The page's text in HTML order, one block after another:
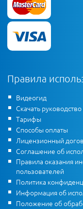
Правила
Видеогид
Скачать
Тарифы
Способы оплаты
Лицензионный
Соглашение об
Правила оказания
пользователей
Политика
Информация об
Положение об